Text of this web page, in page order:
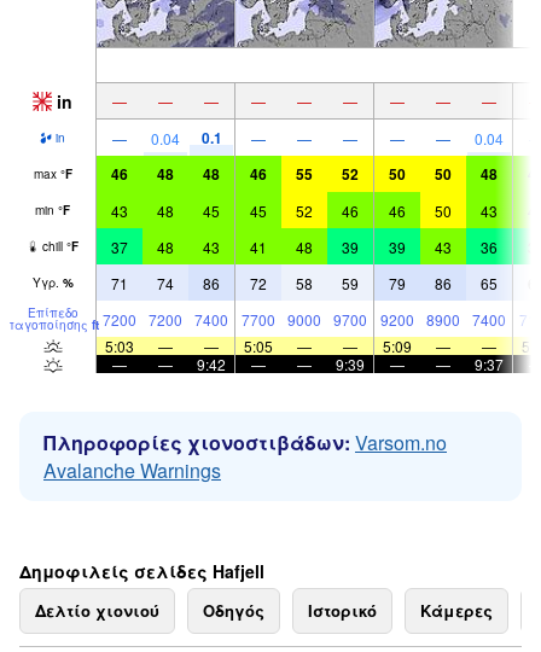
in — — — — — — — — —
in — 0.04 0.1 — — — — — 0.04
max °F 46 48 48 46 55 52 50 50 48
min °F 43 48 45 45 52 46 46 50 43
chill °F 37 48 43 41 48 39 39 43 36
Υγρ. % 71 74 86 72 58 59 79 86 65
Επίπεδο
παγοποίησης ft 7200 7200 7400 7700 9000 9700 9200 8900 7400
5:03
— — 5:05 — — 5:09 — —
—
— 9:42 — — 9:39 — — 9:37
Πληροφορίες χιονοστιβάδων: Varsom.no
Avalanche Warnings
Δημοφιλείς σελίδες Hafjell
Δελτίο χιονιού Οδηγός Ιστορικό Κάμερες